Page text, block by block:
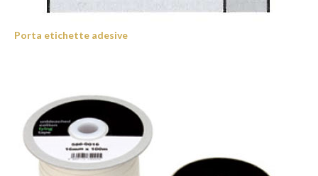
Porta etichette adesive